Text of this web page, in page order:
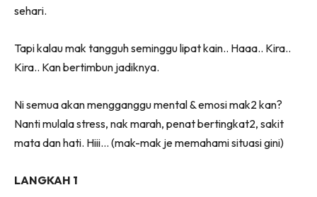
Kafe
High Rise
Landed
Video
Buat Sendiri
sehari.
Tapi kalau mak tangguh seminggu lipat kain.. Haaa.. Kira..
Kira.. Kan bertimbun jadiknya.
Ni semua akan mengganggu mental & emosi mak2 kan?
Nanti mulala stress, nak marah, penat bertingkat2, sakit
mata dan hati. Hiii… (mak-mak je memahami situasi gini)
LANGKAH 1